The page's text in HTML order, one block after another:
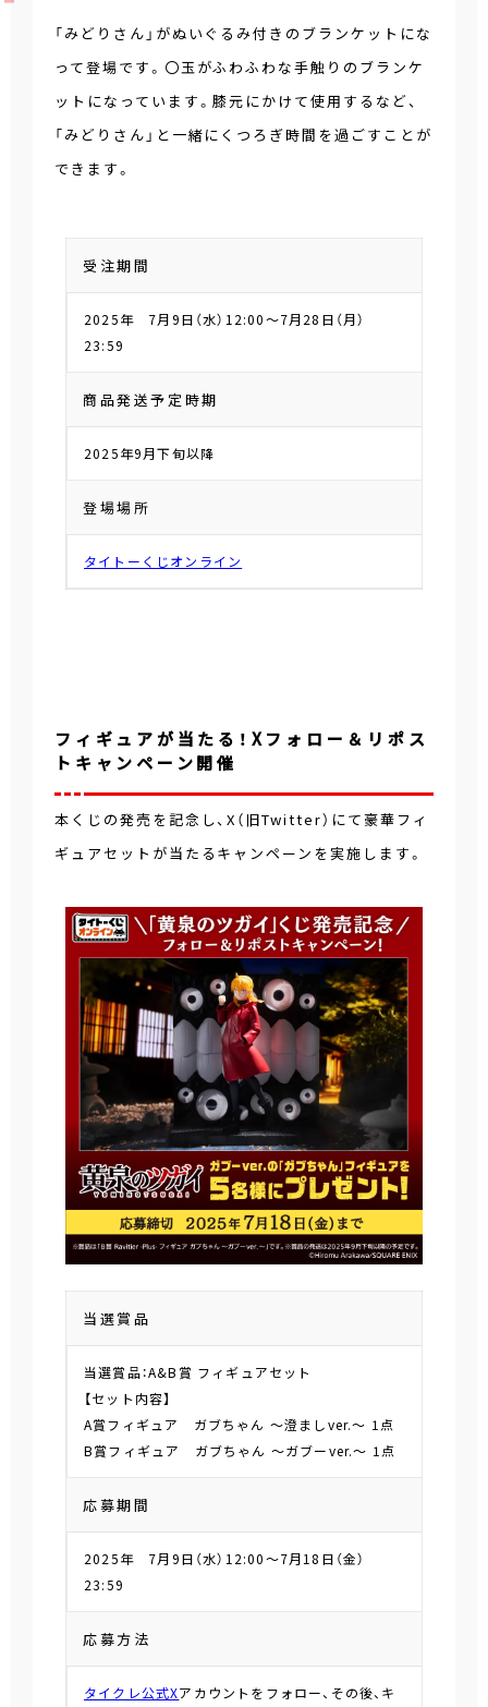
「みどりさん」がぬいぐるみ付きのブランケットにな
って登場です。〇玉がふわふわな手触りのブランケ
ットになっています。膝元にかけて使用するなど、
「みどりさん」と一緒にくつろぎ時間を過ごすことが
できます。
受注期間
2025年 7月9日（水）12:00～7月28日（月）
23:59
商品発送予定時期
2025年9月下旬以降
登場場所
タイトーくじオンライン
フィギュアが当たる！Xフォロー＆リポス
トキャンペーン開催
本くじの発売を記念し、X（旧Twitter）にて豪華フィ
ギュアセットが当たるキャンペーンを実施します。
当選賞品
当選賞品：A&B賞 フィギュアセット
【セット内容】
A賞フィギュア ガブちゃん ～澄ましver.～ 1点
B賞フィギュア ガブちゃん ～ガブーver.～ 1点
応募期間
2025年 7月9日（水）12:00～7月18日（金）
23:59
応募方法
タイクレ公式Xアカウントをフォロー、その後、キ